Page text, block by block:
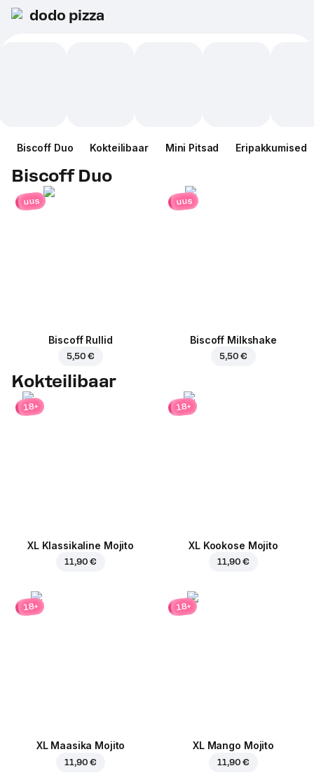
dodo pizza
Biscoff Duo Kokteilibaar Mini Pitsad Eripakkumised
Biscoff Duo
uus
Biscoff Rullid
5,50 €
uus
Biscoff Milkshake
5,50 €
Kokteilibaar
18+
XL Klassikaline Mojito
11,90 €
18+
XL Kookose Mojito
11,90 €
18+
XL Maasika Mojito
11,90 €
18+
XL Mango Mojito
11,90 €